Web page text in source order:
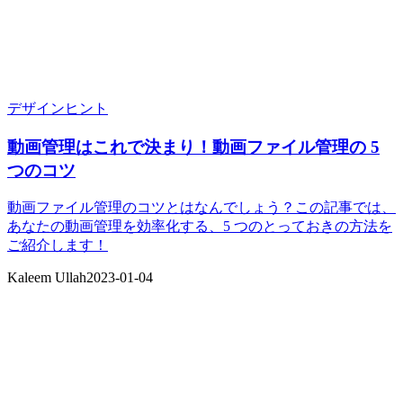
デザインヒント
動画管理はこれで決まり！動画ファイル管理の 5
つのコツ
動画ファイル管理のコツとはなんでしょう？この記事では、
あなたの動画管理を効率化する、5 つのとっておきの方法を
ご紹介します！
Kaleem Ullah2023-01-04